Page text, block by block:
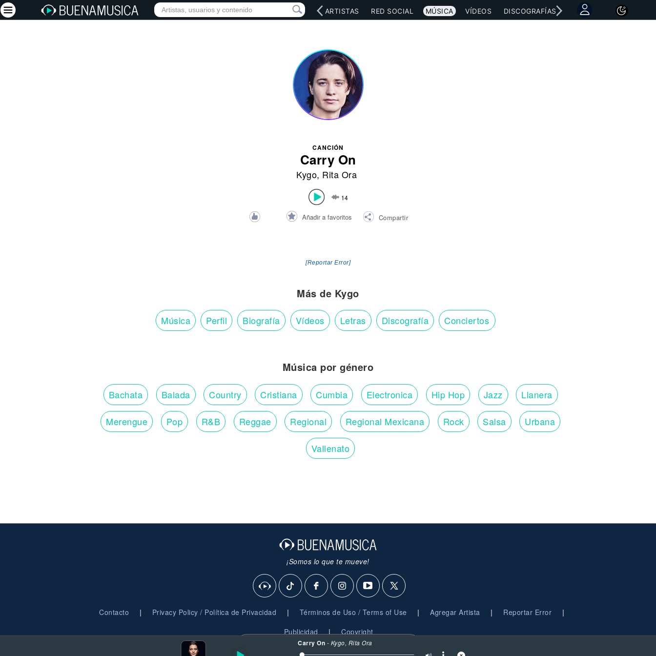
INICIO ARTISTAS RED SOCIAL MÚSICA VÍDEOS DISCOGRAFÍAS CONCIERTOS LETRAS
CANCIÓN
Carry On
Kygo, Rita Ora
14
Añadir a favoritos Compartir
[Reportar Error]
Más de Kygo
Música Perfil Biografía Vídeos Letras Discografía Conciertos
Música por género
Bachata Balada Country Cristiana Cumbia Electronica Hip Hop Jazz Llanera
Merengue Pop R&B Reggae Regional Regional Mexicana Rock Salsa Urbana
Vallenato
¡Somos lo que te mueve!
Contacto | Privacy Policy / Política de Privacidad | Términos de Uso / Terms of Use | Agregar Artista | Reportar Error |
Publicidad | Copyright
Al usar esta plataforma, aceptas nuestro uso de
Carry On - Kygo, Rita Ora